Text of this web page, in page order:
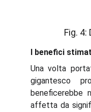
Fig. 4:
I benefici
Una volta
gigantesco
beneficerebbe
affetta da